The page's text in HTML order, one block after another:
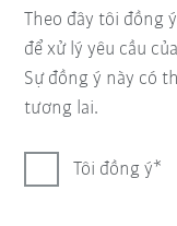
Theo đây tôi đồng
để xử lý yêu cầu
Sự đồng ý này có
tương lai.
Tôi đồng ý